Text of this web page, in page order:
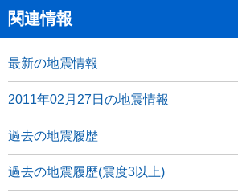
関連情報
最新の地震情報
2011年02月27日の地震情報
過去の地震履歴
過去の地震履歴(震度3以上)